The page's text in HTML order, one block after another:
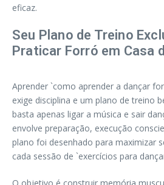
eficaz.
Seu Plano de Treino
Praticar Forró em Casa
Aprender `como aprender a dançar
exige disciplina e um plano de treino
basta apenas ligar a música e sair
envolve preparação, execução
plano foi desenhado para maximizar
cada sessão de `exercícios para